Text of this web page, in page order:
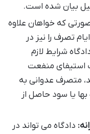
بیان شده است.
که خواهان علاوه
تصرف را نیز در
شرایط لازم
استیفای منفعت
متصرف عدوانی به
یا سود حاصل از
دادگاه می تواند در